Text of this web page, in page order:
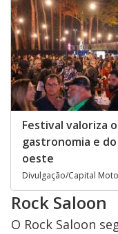
Festival valoriza
gastronomia e
oeste
Divulgação/Capital
Rock Saloon
O Rock Saloon